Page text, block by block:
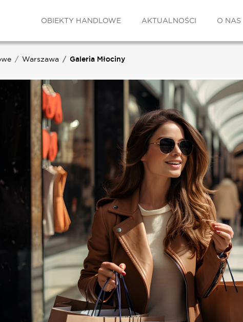
OBIEKTY HANDLOWE AKTUALNOŚCI O NAS
Warszawa Galeria Młociny